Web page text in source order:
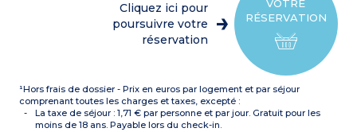
1 chambre avec 2 lits
simples ou 1 lit double ou 2
Salle de bain, WC séparé
d'appartement vue mer,
voir les tarifs sur la grille
de prix
VOTRE
RÉSERVATION
Cliquez ici pour
poursuivre votre
réservation
¹Hors frais de dossier - Prix en euros par logement et par séjour
comprenant toutes les charges et taxes, excepté :
La taxe de séjour : 1,71 € par personne et par jour. Gratuit pour les
moins de 18 ans. Payable lors du check-in.